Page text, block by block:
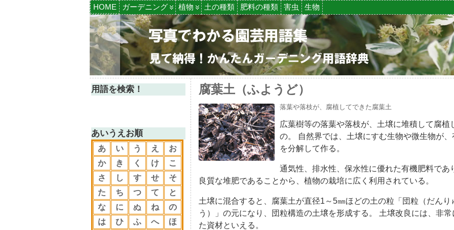
HOME ガーデニング 植物 土の種類 肥料の種類 害虫 生物
用語を検索！
あいうえお順
あ い う え
お
か
き く け
こ
さ
し す せ
そ
た
ち つ て
と
な
に ぬ ね
の
は
ひ ふ へ
ほ
腐葉土（ふようど）
落葉や落枝が、腐植してできた腐葉土
広葉樹等の落葉や落枝が、土壌に堆積して腐植
の。 自然界では、土壌にすむ生物や微生物が、
を分解して作る。
通気性、排水性、保水性に優れた有機肥料であ
良質な堆肥であることから、植物の栽培に広く利用されている。
土壌に混合すると、腐葉土が直径1～5㎜ほどの土の粒「団粒（だんり
う）」の元になり、団粒構造の土壌を形成する。 土壌改良には、非常
た資材といえる。